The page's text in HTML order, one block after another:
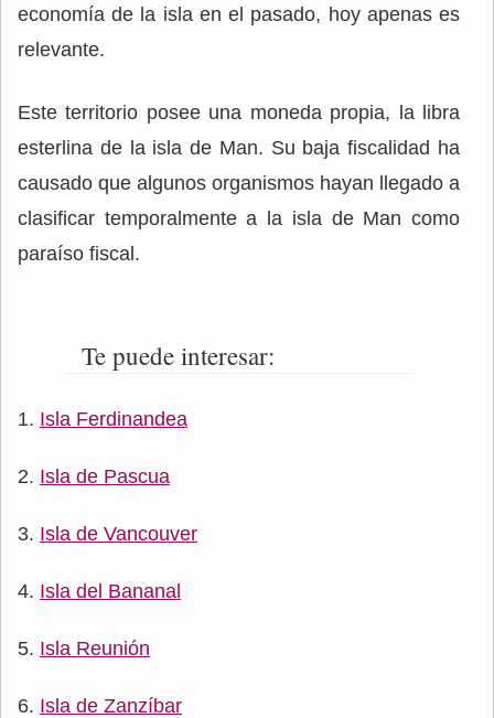
economía de la isla en el pasado, hoy apenas es
relevante.
Este territorio posee una moneda propia, la libra
esterlina de la isla de Man. Su baja fiscalidad ha
causado que algunos organismos hayan llegado a
clasificar temporalmente a la isla de Man como
paraíso fiscal.
Te puede interesar:
Isla Ferdinandea
Isla de Pascua
Isla de Vancouver
Isla del Bananal
Isla Reunión
Isla de Zanzíbar